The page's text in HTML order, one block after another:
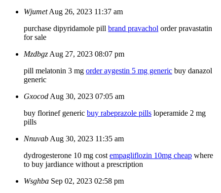
Wjumet Aug 26, 2023 11:37 am
purchase dipyridamole pill brand pravachol order pravastatin
for sale
Mzdbgz Aug 27, 2023 08:07 pm
pill melatonin 3 mg order aygestin 5 mg generic buy danazol
generic
Gxocod Aug 30, 2023 07:05 am
buy florinef generic buy rabeprazole pills loperamide 2 mg
pills
Nnuvab Aug 30, 2023 11:35 am
dydrogesterone 10 mg cost empagliflozin 10mg cheap where
to buy jardiance without a prescription
Wsghba Sep 02, 2023 02:58 pm